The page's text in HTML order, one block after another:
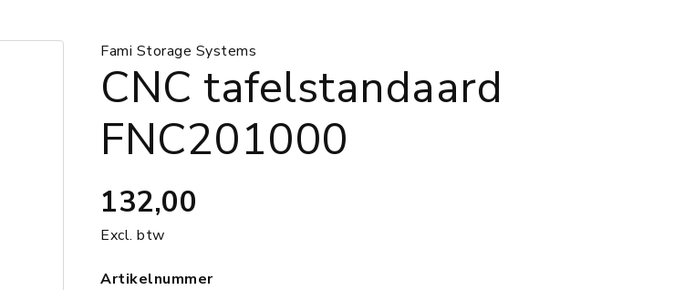
Fami Storage Systems
CNC tafelstandaard
FNC201000
132,00
Excl. btw
Artikelnummer